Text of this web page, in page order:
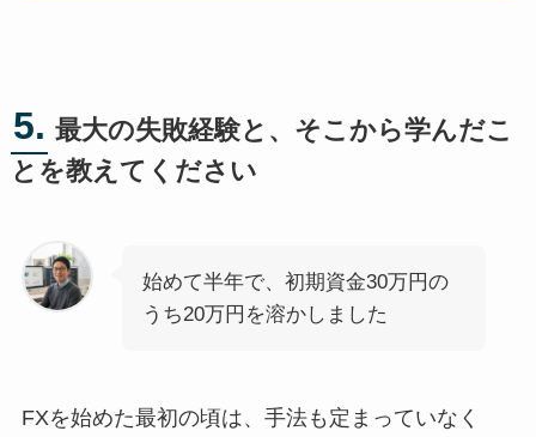
5. 最大の失敗経験と、そこから学んだこ
とを教えてください
始めて半年で、初期資金30万円の
うち20万円を溶かしました
FXを始めた最初の頃は、手法も定まっていなく